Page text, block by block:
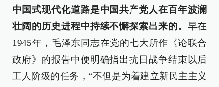
中国式现代化道路是中国共产党人在百年波澜
壮阔的历史进程中持续不懈探索出来的。早在
1945年，毛泽东同志在党的七大所作《论联合
政府》的报告中便明确指出抗日战争结束以后
工人阶级的任务，“不但是为着建立新民主主义